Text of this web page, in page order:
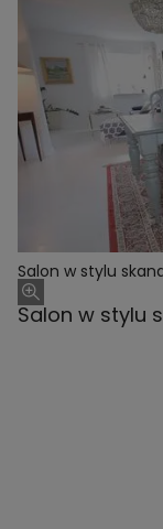
Salon w stylu
Salon w stylu